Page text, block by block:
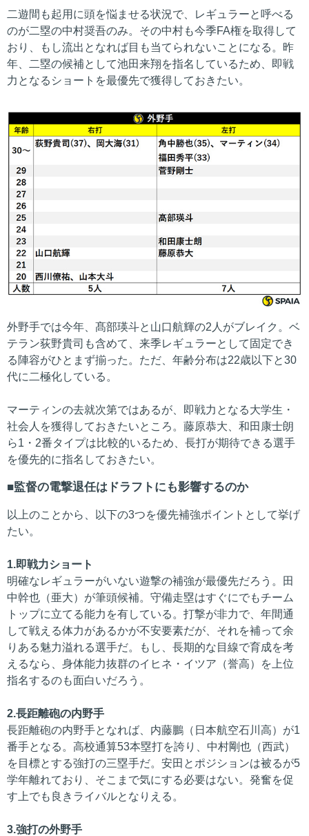
二遊間も起用に頭を悩ませる状況で、レギュラーと呼べる
のが二塁の中村奨吾のみ。その中村も今季FA権を取得して
おり、もし流出となれば目も当てられないことになる。昨
年、二塁の候補として池田来翔を指名しているため、即戦
力となるショートを最優先で獲得しておきたい。
外野手では今年、髙部瑛斗と山口航輝の2人がブレイク。ベ
テラン荻野貴司も含めて、来季レギュラーとして固定でき
る陣容がひとまず揃った。ただ、年齢分布は22歳以下と30
代に二極化している。
マーティンの去就次第ではあるが、即戦力となる大学生・
社会人を獲得しておきたいところ。藤原恭大、和田康士朗
ら1・2番タイプは比較的いるため、長打が期待できる選手
を優先的に指名しておきたい。
監督の電撃退任はドラフトにも影響するのか
以上のことから、以下の3つを優先補強ポイントとして挙げ
たい。
1.即戦力ショート
明確なレギュラーがいない遊撃の補強が最優先だろう。田
中幹也（亜大）が筆頭候補。守備走塁はすぐにでもチーム
トップに立てる能力を有している。打撃が非力で、年間通
して戦える体力があるかが不安要素だが、それを補って余
りある魅力溢れる選手だ。もし、長期的な目線で育成を考
えるなら、身体能力抜群のイヒネ・イツア（誉高）を上位
指名するのも面白いだろう。
2.長距離砲の内野手
長距離砲の内野手となれば、内藤鵬（日本航空石川高）が1
番手となる。高校通算53本塁打を誇り、中村剛也（西武）
を目標とする強打の三塁手だ。安田とポジションは被るが5
学年離れており、そこまで気にする必要はない。発奮を促
す上でも良きライバルとなりえる。
3.強打の外野手